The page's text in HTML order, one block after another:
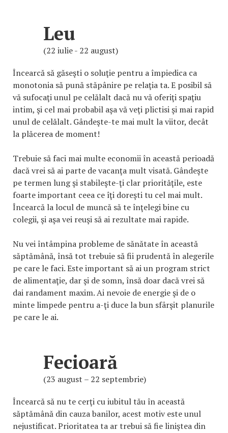
Leu
(22 iulie - 22 august)
Încearcă să găseşti o soluţie pentru a împiedica ca
monotonia să pună stăpânire pe relaţia ta. E posibil să
vă sufocaţi unul pe celălalt dacă nu vă oferiţi spaţiu
intim, şi cel mai probabil aşa vă veţi plictisi şi mai rapid
unul de celălalt. Gândeşte-te mai mult la viitor, decât
la plăcerea de moment!
Trebuie să faci mai multe economii în această perioadă
dacă vrei să ai parte de vacanţa mult visată. Gândeşte
pe termen lung şi stabileşte-ţi clar priorităţile, este
foarte important ceea ce îţi doreşti tu cel mai mult.
Încearcă la locul de muncă să te înţelegi bine cu
colegii, şi aşa vei reuşi să ai rezultate mai rapide.
Nu vei întâmpina probleme de sănătate în această
săptămână, însă tot trebuie să fii prudentă în alegerile
pe care le faci. Este important să ai un program strict
de alimentaţie, dar şi de somn, însă doar dacă vrei să
dai randament maxim. Ai nevoie de energie şi de o
minte limpede pentru a-ţi duce la bun sfârşit planurile
pe care le ai.
Fecioară
(23 august – 22 septembrie)
Încearcă să nu te cerţi cu iubitul tău în această
săptămână din cauza banilor, acest motiv este unul
nejustificat. Prioritatea ta ar trebui să fie liniştea din